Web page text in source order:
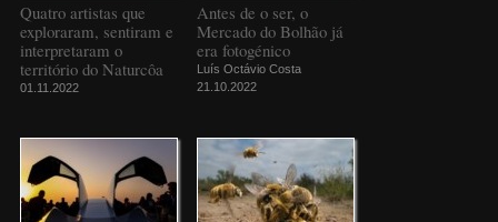
Quatro artistas que
exploraram, sentiram e
interpretaram o
território do Naturcôa
01.11.2022
Antes de o ser, o
Mercado do Bolhão já
era fotogénico
Luís Octávio Costa
21.10.2022